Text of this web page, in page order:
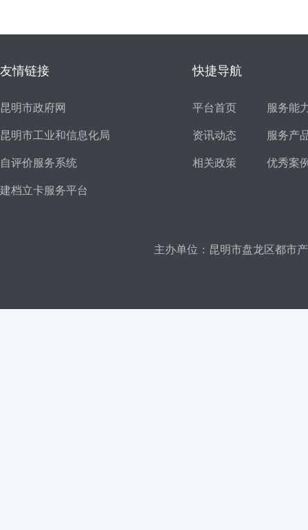
友情链接
昆明市政府网
昆明市工业和信息化局
自评价服务系统
建档立卡服务平台
快捷导航
平台首页 服务能
资讯动态 服务产
相关政策 优秀案
主办单位：昆明市盘龙区都市